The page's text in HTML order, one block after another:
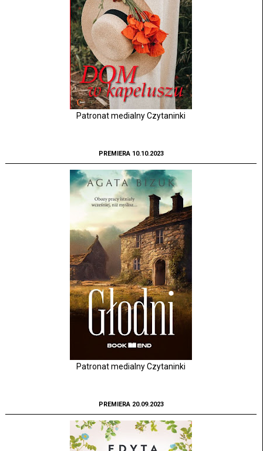
Patronat medialny Czytaninki
PREMIERA 10.10.2023
Patronat medialny Czytaninki
PREMIERA 20.09.2023